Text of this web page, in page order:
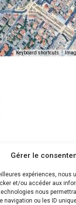
Gérer le
expériences,
et/ou accéder aux
nous
navigation ou les ID
Keyboard shortcuts